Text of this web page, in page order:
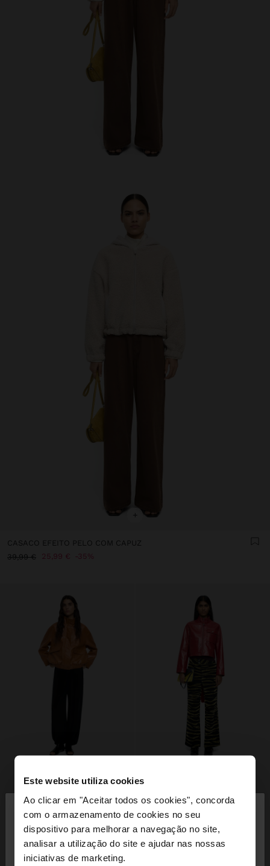
Este website utiliza cookies
Ao clicar em "Aceitar todos os cookies", concorda
com o armazenamento de cookies no seu
dispositivo para melhorar a navegação no site,
analisar a utilização do site e ajudar nas nossas
iniciativas de marketing.
Está a aceder ao site a partir de Portugal. Deseja
navegar no nosso site United States?
+
CASACO EFEITO PELO COM CAPUZ
39,99 €
25,99 € 35%